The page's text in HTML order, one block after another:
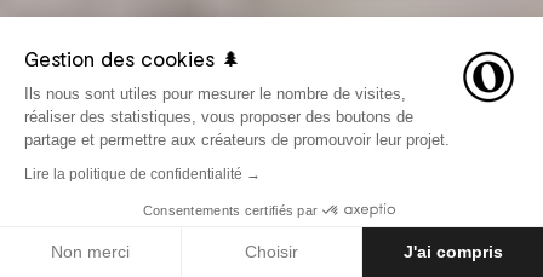
LE 7 NOVEMBRE 2019 AVENTURES
Gestion des cookies 🌲
Ils nous sont utiles pour mesurer le nombre de visites,
réaliser des statistiques, vous proposer des boutons de
partage et permettre aux créateurs de promouvoir leur projet.
Lire la politique de confidentialité →
Consentements certifiés par
Non merci Choisir J'ai compris